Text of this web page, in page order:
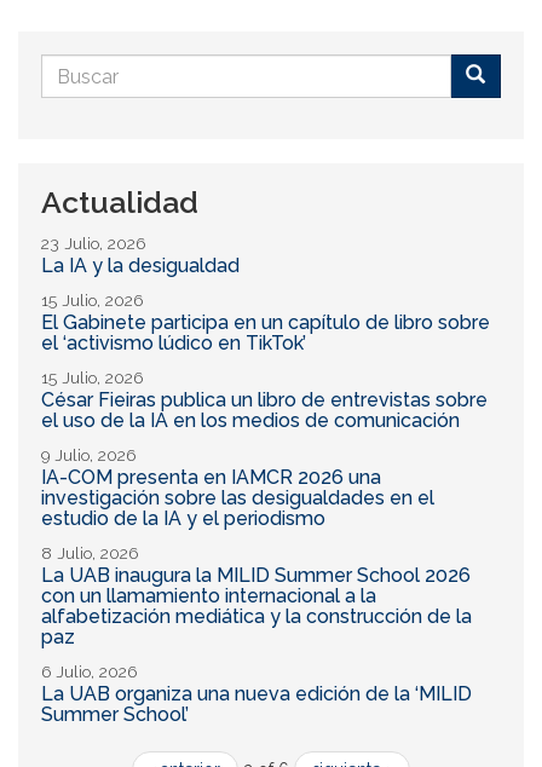
Formulario
de
Actualidad
23 Julio, 2026
La IA y la desigualdad
15 Julio, 2026
El Gabinete participa en un capítulo de libro sobre
el ‘activismo lúdico en TikTok’
15 Julio, 2026
César Fieiras publica un libro de entrevistas sobre
el uso de la IA en los medios de comunicación
9 Julio, 2026
IA-COM presenta en IAMCR 2026 una
investigación sobre las desigualdades en el
estudio de la IA y el periodismo
8 Julio, 2026
La UAB inaugura la MILID Summer School 2026
con un llamamiento internacional a la
alfabetización mediática y la construcción de la
paz
6 Julio, 2026
La UAB organiza una nueva edición de la ‘MILID
Summer School’